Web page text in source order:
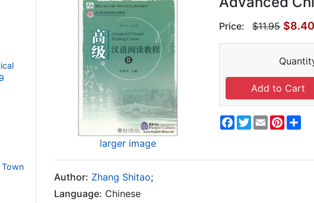
larger image
Price: $11.95 $8.40
Facebook
Twitter
Email
Author: Zhang Shitao;
Language: Chinese